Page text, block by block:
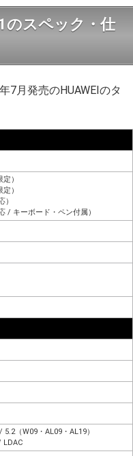
のスペック・仕
7月発売のHUAWEIのタ
）
）
）
/ キーボード・ペン付属）
（W09・AL09・AL19）
LDAC